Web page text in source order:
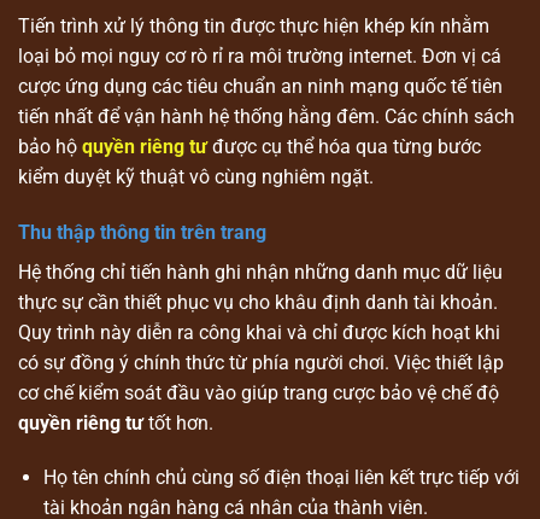
Tiến trình xử lý thông tin được thực hiện khép kín nhằm
loại bỏ mọi nguy cơ rò rỉ ra môi trường internet. Đơn vị cá
cược ứng dụng các tiêu chuẩn an ninh mạng quốc tế tiên
tiến nhất để vận hành hệ thống hằng đêm. Các chính sách
bảo hộ quyền riêng tưđược cụ thể hóa qua từng bước
kiểm duyệt kỹ thuật vô cùng nghiêm ngặt.
Thu thập thông tin trên trang
Hệ thống chỉ tiến hành ghi nhận những danh mục dữ liệu
thực sự cần thiết phục vụ cho khâu định danh tài khoản.
Quy trình này diễn ra công khai và chỉ được kích hoạt khi
có sự đồng ý chính thức từ phía người chơi. Việc thiết lập
cơ chế kiểm soát đầu vào giúp trang cược bảo vệ chế độ
quyền riêng tưtốt hơn.
Họ tên chính chủ cùng số điện thoại liên kết trực tiếp với
tài khoản ngân hàng cá nhân của thành viên.